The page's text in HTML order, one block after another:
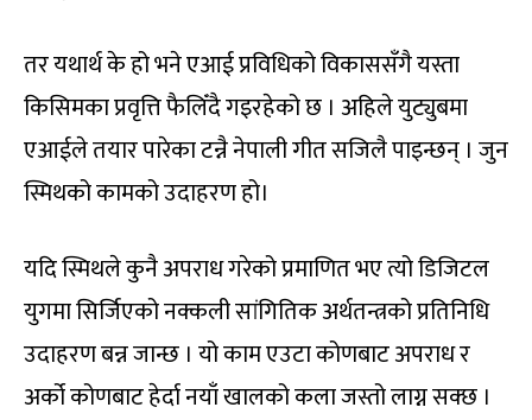
तर यथार्थ के हो भने एआई प्रविधिको विकाससँगै यस्ता
किसिमका प्रवृत्ति फैलिँदै गइरहेको छ । अहिले युट्युबमा
एआईले तयार पारेका टन्नै नेपाली गीत सजिलै पाइन्छन् । जुन
स्मिथको कामको उदाहरण हो।
यदि स्मिथले कुनै अपराध गरेको प्रमाणित भए त्यो डिजिटल
युगमा सिर्जिएको नक्कली सांगितिक अर्थतन्त्रको प्रतिनिधि
उदाहरण बन्न जान्छ । यो काम एउटा कोणबाट अपराध र
अर्को कोणबाट हेर्दा नयाँ खालको कला जस्तो लाग्न सक्छ ।